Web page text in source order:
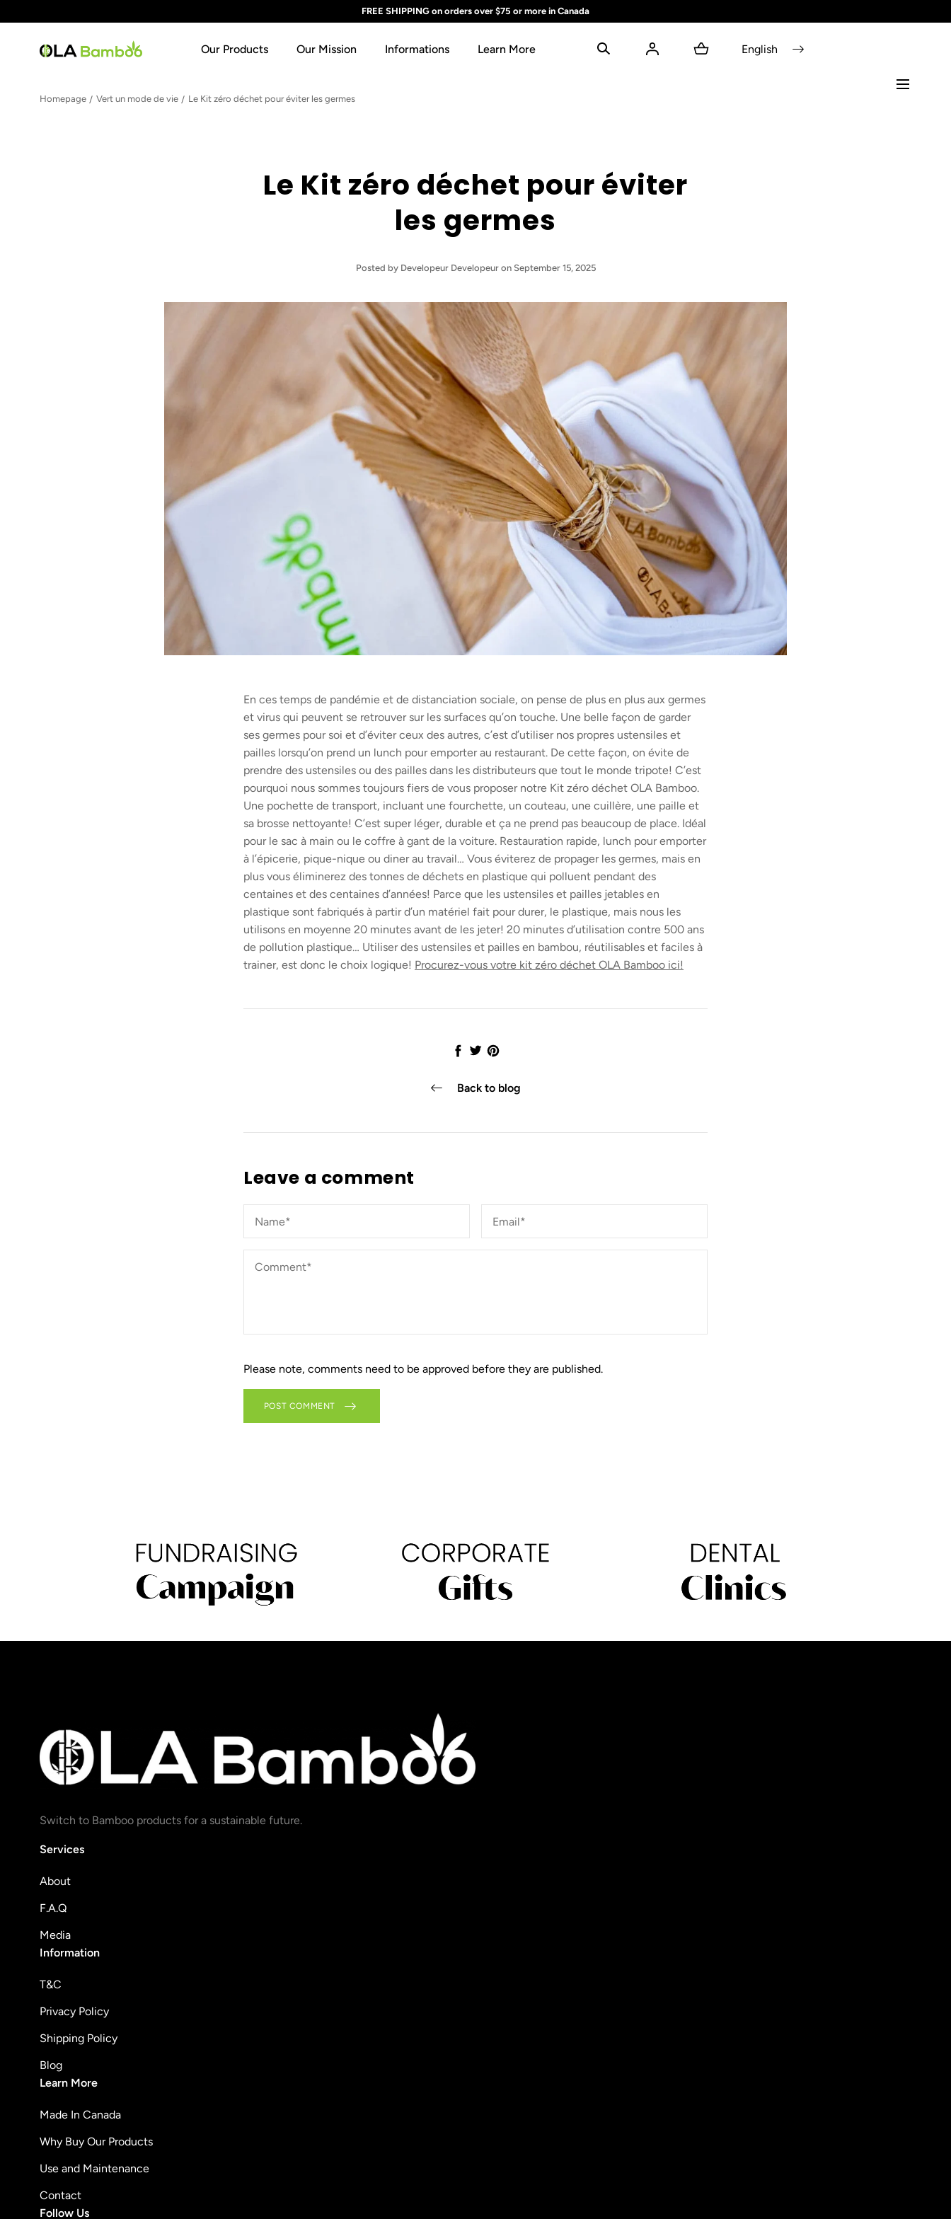
FREE SHIPPING on orders over $75 or more in Canada
Our Products Our Mission Informations Learn More English
Homepage Vert un mode de vie Le Kit zéro déchet pour éviter les germes
Le Kit zéro déchet pour éviter
les germes
Posted by Developeur Developeuron September 15, 2025
En ces temps de pandémie et de distanciation sociale, on pense de plus en plus aux germes
et virus qui peuvent se retrouver sur les surfaces qu’on touche. Une belle façon de garder
ses germes pour soi et d’éviter ceux des autres, c’est d’utiliser nos propres ustensiles et
pailles lorsqu’on prend un lunch pour emporter au restaurant. De cette façon, on évite de
prendre des ustensiles ou des pailles dans les distributeurs que tout le monde tripote! C’est
pourquoi nous sommes toujours fiers de vous proposer notre Kit zéro déchet OLA Bamboo.
Une pochette de transport, incluant une fourchette, un couteau, une cuillère, une paille et
sa brosse nettoyante! C’est super léger, durable et ça ne prend pas beaucoup de place. Idéal
pour le sac à main ou le coffre à gant de la voiture. Restauration rapide, lunch pour emporter
à l’épicerie, pique-nique ou diner au travail… Vous éviterez de propager les germes, mais en
plus vous éliminerez des tonnes de déchets en plastique qui polluent pendant des
centaines et des centaines d’années! Parce que les ustensiles et pailles jetables en
plastique sont fabriqués à partir d’un matériel fait pour durer, le plastique, mais nous les
utilisons en moyenne 20 minutes avant de les jeter! 20 minutes d’utilisation contre 500 ans
de pollution plastique… Utiliser des ustensiles et pailles en bambou, réutilisables et faciles à
trainer, est donc le choix logique! Procurez-vous votre kit zéro déchet OLA Bamboo ici!
ShareTweet
Pin
Back to blog
Leave a comment
Please note, comments need to be approved before they are published.
POST COMMENT
Switch to Bamboo products for a sustainable future.
Services
About
F.A.Q
Media
Information
T&C
Privacy Policy
Shipping Policy
Blog
Learn More
Made In Canada
Why Buy Our Products
Use and Maintenance
Contact
Follow Us